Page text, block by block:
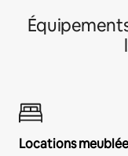
Locations